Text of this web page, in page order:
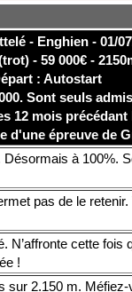
- Enghien - 01/
- 59 000€ -
: Autostart
Sont seuls
12 mois précédant
d'une épreuve de
à 100%.
pas de le
N’affronte cette fois
!
sur 2.150 m. Méfiez-